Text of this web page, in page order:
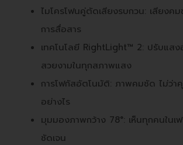
ไมโครโฟนคู่ตัดเสียงรบกวน: เสียงค
การสื่อสาร
เทคโนโลยี RightLight™ 2: ปรับแส
สวยงามในทุกสภาพแสง
การโฟกัสอัตโนมัติ: ภาพคมชัด ไม่ว่า
อย่างไร
มุมมองภาพกว้าง 78°: เห็นทุกคนในเ
ชัดเจน